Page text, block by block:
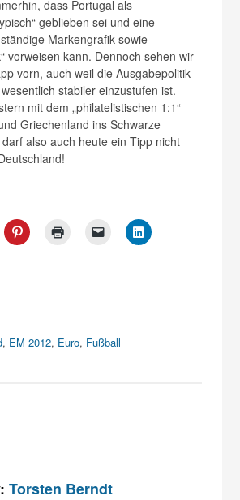
dass Portugal als
geblieben sei und eine
Markengrafik sowie
vorweisen kann. Dennoch sehen wir
vorn, auch weil die Ausgabepolitik
stabiler einzustufen ist.
mit dem „philatelistischen 1:1“
Griechenland ins Schwarze
also auch heute ein Tipp nicht
, EM 2012, Euro, Fußball
Torsten Berndt